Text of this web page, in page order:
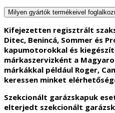
Milyen gyártók termékeivel
Kifejezetten regisztrált
Ditec, Benincá, Sommer és
kapumotorokkal és
márkaszervizként a
márkákkal például Roger,
keressen minket
Szekcionált garázskapuk
elterjedt szekcionált